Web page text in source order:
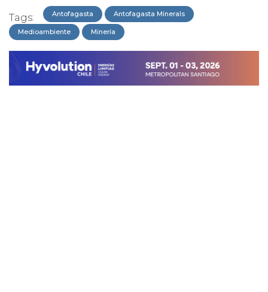
Tags: Antofagasta Antofagasta Minerals
Medioambiente Minería